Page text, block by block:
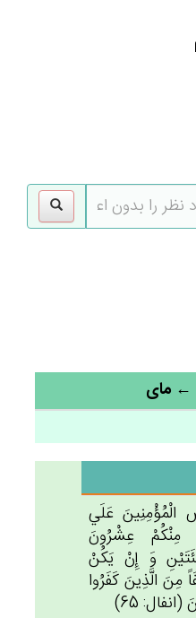
الْمُؤْمِنِين‌َ عَلَي‌
مِنْكُم‌ْ عِشْرُون‌َ
وَ إِنْ‌ يَكُنْ‌
مِن‌َ الَّذِين‌َ كَفَرُوا
65)